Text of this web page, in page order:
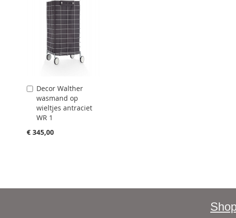
Decor Walther
wasmand op
wieltjes antraciet
WR 1
€ 345,00
Aan
winkelwagen
toevoegen